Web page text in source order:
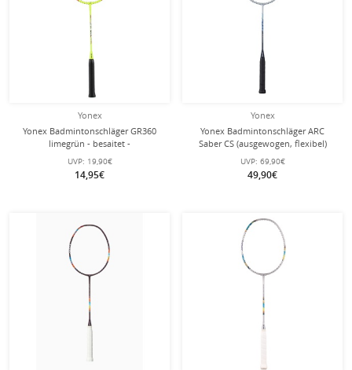
Yonex
Yonex Badmintonschläger GR360
limegrün - besaitet -
UVP: 19,90€
14,95€
Yonex
Yonex Badmintonschläger ARC
Saber CS (ausgewogen, flexibel)
2024 silber - besaitet -
UVP: 69,90€
49,90€